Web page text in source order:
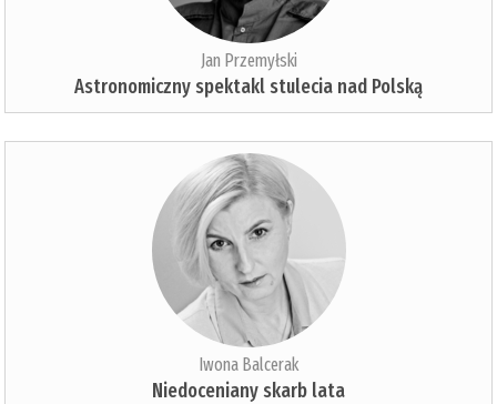
Jan Przemyłski
Astronomiczny spektakl stulecia nad Polską
Iwona Balcerak
Niedoceniany skarb lata